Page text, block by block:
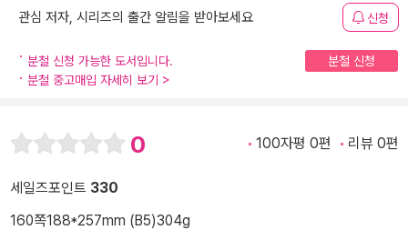
관심 저자, 시리즈의 출간 알림을 받아보세요 신청
분철 신청 가능한 도서입니다.
분철 신청
분철 중고매입 자세히 보기 >
0 100자평 0편 리뷰 0편
세일즈포인트 330
160쪽188*257mm (B5)304g